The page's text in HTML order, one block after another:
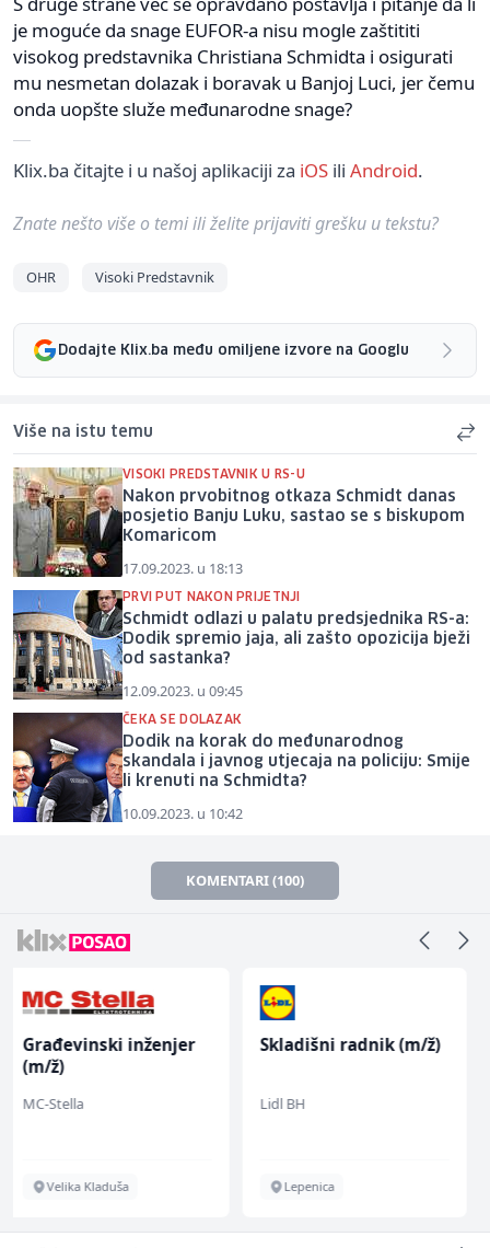
je moguće da snage EUFOR-a nisu mogle zaštititi
visokog predstavnika Christiana Schmidta i osigurati
mu nesmetan dolazak i boravak u Banjoj Luci, jer čemu
onda uopšte služe međunarodne snage?
Klix.ba čitajte i u našoj aplikaciji za iOS ili Android.
Znate nešto više o temi ili želite prijaviti grešku u tekstu?
OHR Visoki Predstavnik
Dodajte Klix.ba među omiljene izvore na Googlu
Više na istu temu
VISOKI PREDSTAVNIK U RS-U
Nakon prvobitnog otkaza Schmidt danas
posjetio Banju Luku, sastao se s biskupom
Komaricom
17.09.2023. u 18:13
PRVI PUT NAKON PRIJETNJI
Schmidt odlazi u palatu predsjednika RS-a:
Dodik spremio jaja, ali zašto opozicija bježi
od sastanka?
12.09.2023. u 09:45
ČEKA SE DOLAZAK
Dodik na korak do međunarodnog
skandala i javnog utjecaja na policiju: Smije
li krenuti na Schmidta?
10.09.2023. u 10:42
KOMENTARI (100)
Skladišni radnik (m/ž)
Lidl BH
Lepenica
Električar (m/ž)
Hering
Široki Brijeg